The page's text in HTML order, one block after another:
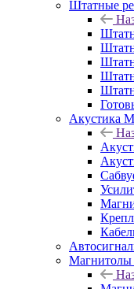
Штатные
Акустика
Магнитолы